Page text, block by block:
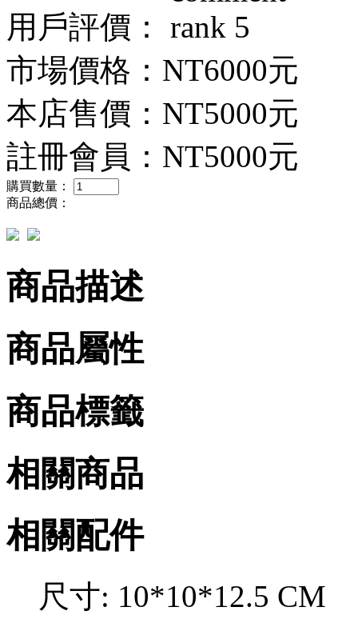
用戶評價：
市場價格： NT6000元
本店售價： NT5000元
註冊會員： NT5000元
購買數量：
商品總價：
商品描述
商品屬性
商品標籤
相關商品
相關配件
尺寸: 10*10*12.5 CM